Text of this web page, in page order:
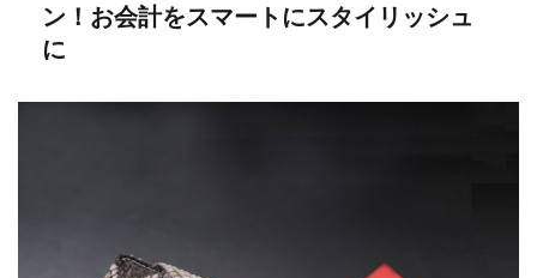
ン！お会計をスマートにスタイリッシュ
に